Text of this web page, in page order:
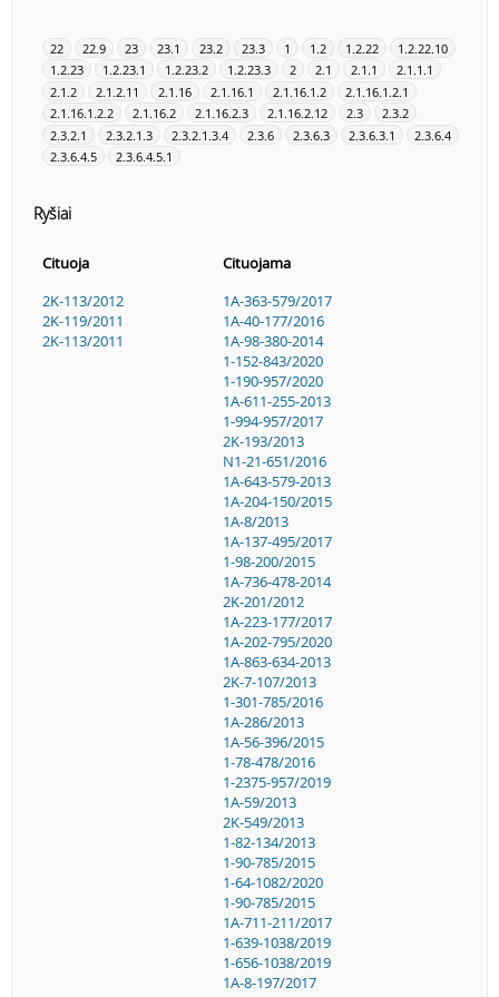
22 22.9 23 23.1 23.2 23.3 1 1.2 1.2.22
1.2.22.10
1.2.23
1.2.23.1 1.2.23.2 1.2.23.3 2 2.1 2.1.1
2.1.1.1
2.1.2
2.1.2.11 2.1.16 2.1.16.1 2.1.16.1.2
2.1.16.1.2.1
2.1.16.1.2.2
2.1.16.2 2.1.16.2.3 2.1.16.2.12 2.3
2.3.2
2.3.2.1
2.3.2.1.3 2.3.2.1.3.4 2.3.6 2.3.6.3 2.3.6.3.1
2.3.6.4
2.3.6.4.5
2.3.6.4.5.1
Ryšiai
Cituoja
Cituojama
2K-113/2012
2K-119/2011
2K-113/2011
1A-363-579/2017
1A-40-177/2016
1A-98-380-2014
1-152-843/2020
1-190-957/2020
1A-611-255-2013
1-994-957/2017
2K-193/2013
N1-21-651/2016
1A-643-579-2013
1A-204-150/2015
1A-8/2013
1A-137-495/2017
1-98-200/2015
1A-736-478-2014
2K-201/2012
1A-223-177/2017
1A-202-795/2020
1A-863-634-2013
2K-7-107/2013
1-301-785/2016
1A-286/2013
1A-56-396/2015
1-78-478/2016
1-2375-957/2019
1A-59/2013
2K-549/2013
1-82-134/2013
1-90-785/2015
1-64-1082/2020
1-90-785/2015
1A-711-211/2017
1-639-1038/2019
1-656-1038/2019
1A-8-197/2017